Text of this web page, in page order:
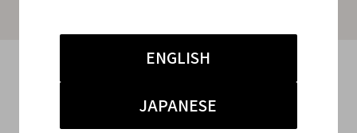
ENGLISH
JAPANESE
#表参道1号店 ハイブランド